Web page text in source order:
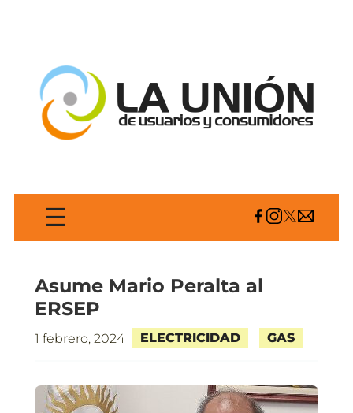
☰
Asume Mario Peralta al
ERSEP
1 febrero, 2024 ELECTRICIDAD GAS